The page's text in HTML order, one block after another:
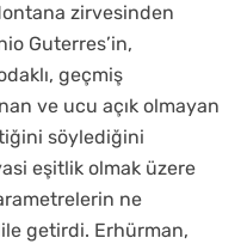
zirvesinden
Guterres’in,
geçmiş
ve ucu açık olmayan
söylediğini
eşitlik olmak üzere
ne
getirdi. Erhürman,